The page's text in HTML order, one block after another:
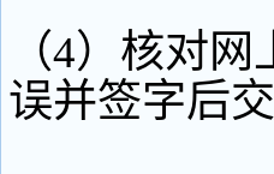
（4）核对
误并签字后